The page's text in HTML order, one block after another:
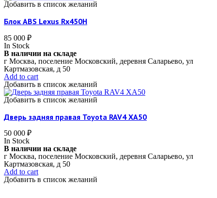
Добавить в список желаний
Блок ABS Lexus Rx450H
85 000 ₽
In Stock
В наличии на складе
г Москва, поселение Московский, деревня Саларьево, ул
Картмазовская, д 50
Add to cart
Добавить в список желаний
Добавить в список желаний
Дверь задняя правая Toyota RAV4 XA50
50 000 ₽
In Stock
В наличии на складе
г Москва, поселение Московский, деревня Саларьево, ул
Картмазовская, д 50
Add to cart
Добавить в список желаний